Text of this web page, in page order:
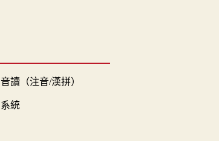
音讀（注音/漢拼）
系統